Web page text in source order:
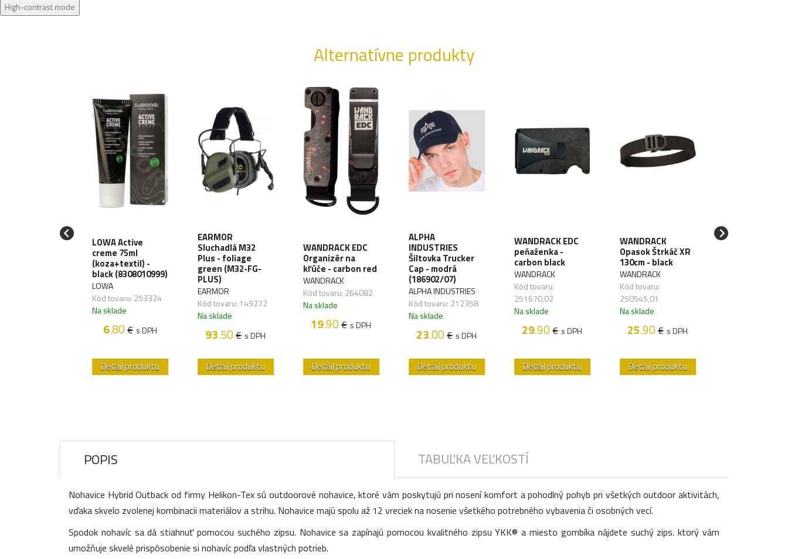
High-contrast mode
Alternatívne produkty
LOWA Active
creme 75ml
(koza+textil) -
black (8308010999)
LOWA
Kód tovaru: 253324
Na sklade
6.80€ s DPH
Detail produktu
EARMOR
Sluchadlá M32
Plus - foliage
green (M32-FG-
PLUS)
EARMOR
Kód tovaru: 149272
Na sklade
93.50€ s DPH
Detail produktu
WANDRACK EDC
Organizér na
kľúče - carbon red
WANDRACK
Kód tovaru: 264082
Na sklade
19.90€ s DPH
Detail produktu
ALPHA
INDUSTRIES
Šiltovka Trucker
Cap - modrá
(186902/07)
ALPHA INDUSTRIES
Kód tovaru: 212358
Na sklade
23.00€ s DPH
Detail produktu
WANDRACK EDC
peňaženka -
carbon black
WANDRACK
Kód tovaru:
251670,02
Na sklade
29.90€ s DPH
Detail produktu
WANDRACK
Opasok Štrkáč XR
130cm - black
WANDRACK
Kód tovaru:
250545,01
Na sklade
25.90€ s DPH
Detail produktu
POPIS TABUĽKA VEĽKOSTÍ
Nohavice Hybrid Outback od firmy Helikon-Tex sú outdoorové nohavice, ktoré vám poskytujú pri nosení komfort a pohodlný pohyb pri všetkých outdoor aktivitách,
vďaka skvelo zvolenej kombinacii materiálov a strihu. Nohavice majú spolu až 12 vreciek na nosenie všetkého potrebného vybavenia či osobných vecí.
Spodok nohavíc sa dá stiahnuť pomocou suchého zipsu. Nohavice sa zapínajú pomocou kvalitného zipsu YKK® a miesto gombíka nájdete suchý zips. ktorý vám
umožňuje skvelé prispôsobenie si nohavíc podľa vlastných potrieb.